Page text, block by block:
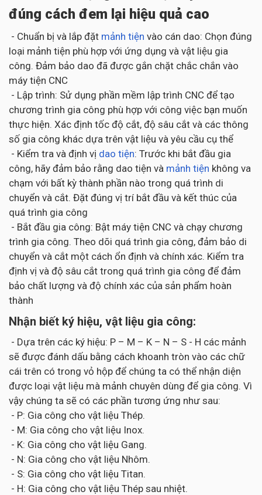
đúng cách đem lại hiệu quả cao
- Chuẩn bị và lắp đặt mảnh tiện vào cán dao: Chọn đúng
loại mảnh tiện phù hợp với ứng dụng và vật liệu gia
công. Đảm bảo dao đã được gắn chặt chắc chắn vào
máy tiện CNC
- Lập trình: Sử dụng phần mềm lập trình CNC để tạo
chương trình gia công phù hợp với công việc bạn muốn
thực hiện. Xác định tốc độ cắt, độ sâu cắt và các thông
số gia công khác dựa trên vật liệu và yêu cầu cụ thể
- Kiểm tra và định vị dao tiện: Trước khi bắt đầu gia
công, hãy đảm bảo rằng dao tiện và mảnh tiện không va
chạm với bất kỳ thành phần nào trong quá trình di
chuyển và cắt. Đặt đúng vị trí bắt đầu và kết thúc của
quá trình gia công
- Bắt đầu gia công: Bật máy tiện CNC và chạy chương
trình gia công. Theo dõi quá trình gia công, đảm bảo di
chuyển và cắt một cách ổn định và chính xác. Kiểm tra
định vị và độ sâu cắt trong quá trình gia công để đảm
bảo chất lượng và độ chính xác của sản phẩm hoàn
thành
Nhận biết ký hiệu, vật liệu gia công:
- Dựa trên các ký hiệu: P – M – K – N – S - H các mảnh
sẽ được đánh dấu bằng cách khoanh tròn vào các chữ
cái trên có trong vỏ hộp để chúng ta có thể nhận diện
được loại vật liệu mà mảnh chuyên dùng để gia công. Vì
vậy chúng ta sẽ có các phần tương ứng như sau:
- P: Gia công cho vật liệu Thép.
- M: Gia công cho vật liệu Inox.
- K: Gia công cho vật liệu Gang.
- N: Gia công cho vật liệu Nhôm.
- S: Gia công cho vật liệu Titan.
- H: Gia công cho vật liệu Thép sau nhiệt.